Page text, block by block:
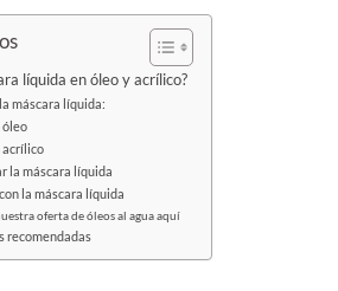
líquida en óleo y acrílico?
máscara líquida:
óleo
acrílico
la máscara líquida
la máscara líquida
oferta de óleos al agua aquí
recomendadas